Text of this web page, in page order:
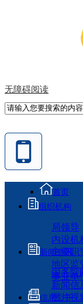
无障碍阅读
首页
组织机构
局领导
内设机
主要职
地区监
事业单
新闻资讯
国务院
新闻信
图片视
信息公开